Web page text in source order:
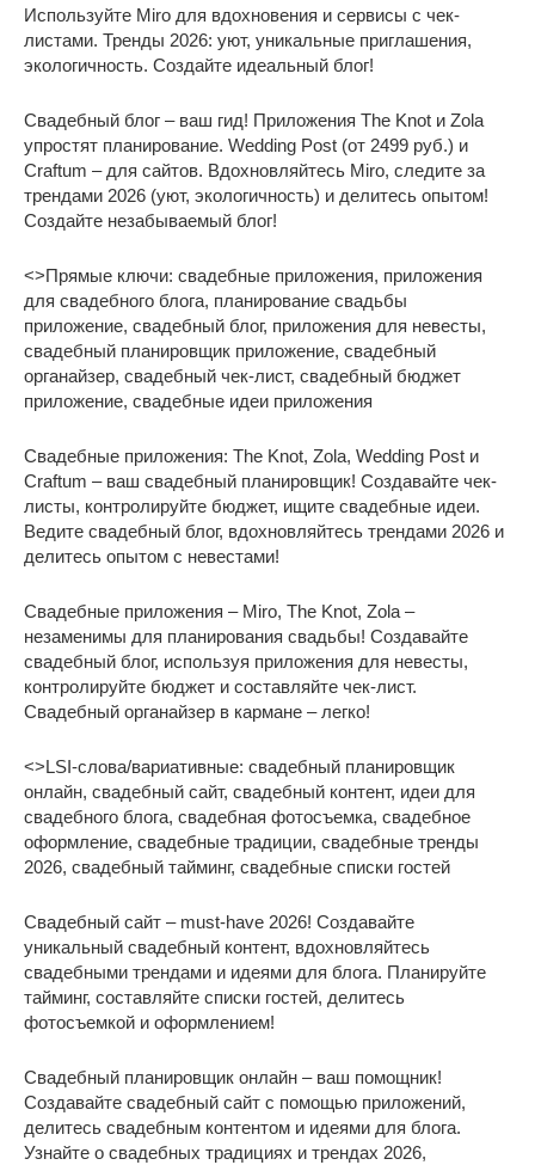
Используйте Miro для вдохновения и сервисы с чек-
листами. Тренды 2026: уют, уникальные приглашения,
экологичность. Создайте идеальный блог!
Свадебный блог – ваш гид! Приложения The Knot и Zola
упростят планирование. Wedding Post (от 2499 руб.) и
Craftum – для сайтов. Вдохновляйтесь Miro, следите за
трендами 2026 (уют, экологичность) и делитесь опытом!
Создайте незабываемый блог!
<>Прямые ключи: свадебные приложения, приложения
для свадебного блога, планирование свадьбы
приложение, свадебный блог, приложения для невесты,
свадебный планировщик приложение, свадебный
органайзер, свадебный чек-лист, свадебный бюджет
приложение, свадебные идеи приложения
Свадебные приложения: The Knot, Zola, Wedding Post и
Craftum – ваш свадебный планировщик! Создавайте чек-
листы, контролируйте бюджет, ищите свадебные идеи.
Ведите свадебный блог, вдохновляйтесь трендами 2026 и
делитесь опытом с невестами!
Свадебные приложения – Miro, The Knot, Zola –
незаменимы для планирования свадьбы! Создавайте
свадебный блог, используя приложения для невесты,
контролируйте бюджет и составляйте чек-лист.
Свадебный органайзер в кармане – легко!
<>LSI-слова/вариативные: свадебный планировщик
онлайн, свадебный сайт, свадебный контент, идеи для
свадебного блога, свадебная фотосъемка, свадебное
оформление, свадебные традиции, свадебные тренды
2026, свадебный тайминг, свадебные списки гостей
Свадебный сайт – must-have 2026! Создавайте
уникальный свадебный контент, вдохновляйтесь
свадебными трендами и идеями для блога. Планируйте
тайминг, составляйте списки гостей, делитесь
фотосъемкой и оформлением!
Свадебный планировщик онлайн – ваш помощник!
Создавайте свадебный сайт с помощью приложений,
делитесь свадебным контентом и идеями для блога.
Узнайте о свадебных традициях и трендах 2026,